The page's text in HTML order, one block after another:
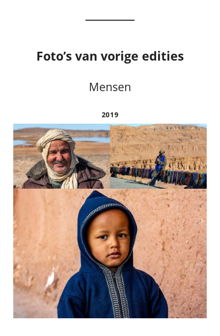
Foto’s van vorige edities
Mensen
2019